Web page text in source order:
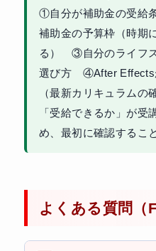
①自分が補助金の受給
補助金の予算枠（時期
る） ③自分のライフ
選び方 ④After Effects
（最新カリキュラム
「受給できるか」が受
め、最初に確認するこ
よくある質問（